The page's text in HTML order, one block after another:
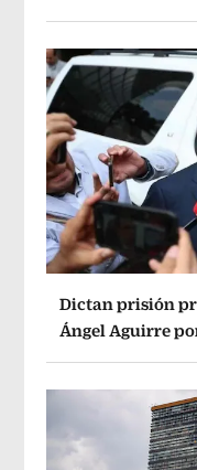
Dictan prisión
Ángel Aguirre